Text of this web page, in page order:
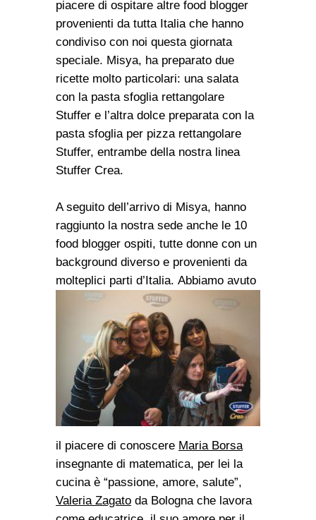
piacere di ospitare altre food blogger
provenienti da tutta Italia che hanno
condiviso con noi questa giornata
speciale. Misya, ha preparato due
ricette molto particolari: una salata
con la pasta sfoglia rettangolare
Stuffer e l’altra dolce preparata con la
pasta sfoglia per pizza rettangolare
Stuffer, entrambe della nostra linea
Stuffer Crea.
A seguito dell’arrivo di Misya, hanno
raggiunto la nostra sede anche le 10
food blogger ospiti, tutte donne con un
background diverso e provenienti da
molteplici parti d’Italia. Abbiamo avuto
il piacere di conoscere Maria Borsa
insegnante di matematica, per lei la
cucina è “passione, amore, salute”,
Valeria Zagato da Bologna che lavora